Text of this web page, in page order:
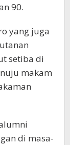
90.
yang juga
setiba di
makam
di masa-